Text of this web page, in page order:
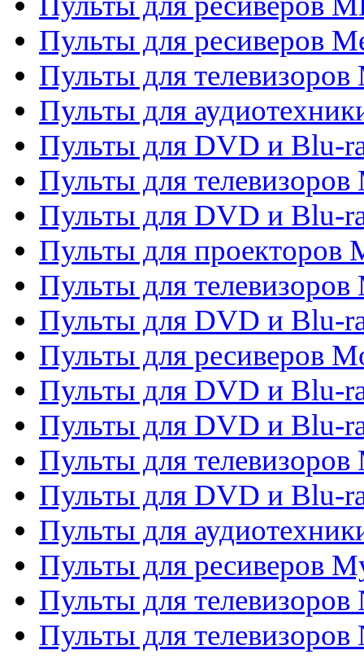
Пульты для ресиверов
Пульты для телевизоров
Пульты для
Пульты для DVD и Blu-
Пульты для
Пульты для DVD и Blu-
Пульты для проекторов
Пульты для
Пульты для DVD и Blu-
Пульты для ресиверов
Пульты для DVD и Blu-
Пульты для DVD и Blu-
Пульты для телевизоров
Пульты для DVD и Blu-
Пульты для
Пульты для ресиверов
Пульты для телевизоров
Пульты для телевизоров